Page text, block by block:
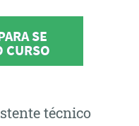
SE
CURSO
técnico